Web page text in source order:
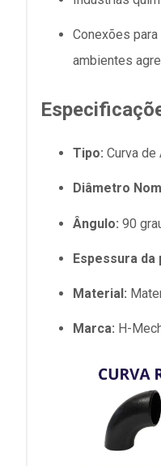
Conexões
ambientes
Tipo: Curva de
Diâmetro
Ângulo: 90
Espessura da
Material:
Marca: H-